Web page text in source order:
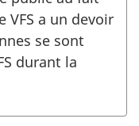
VFS a un devoir
se sont
durant la